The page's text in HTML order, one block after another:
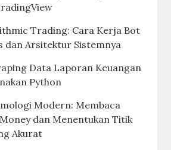
Trading: Cara Kerja Bot
dan Arsitektur Sistemnya
Data Laporan Keuangan
Python
Modern: Membaca
dan Menentukan Titik
Akurat